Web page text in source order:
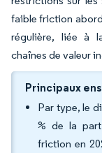
faible friction
régulière, liée à
chaînes de valeur
Principaux
Par type, le
% de la
friction en